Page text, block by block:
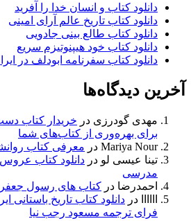
دانلود کتاب و انسان خدا را آفرید
دانلود کتاب تاریخ عالم آرای امینی
دانلود کتاب طالع بینی جادویی
دانلود کتاب خود هیپنوتیزم سریع
دانلود کتاب سفرنامه ابودلف در
آخرین دیدگاه‌ها
مهدی گودرزی در خریدار کتاب
برای بهره‌وری از کتاب‌های شما
Mariya Nour در معرفی کتاب
تینا عیسی لو در دانلود کتاب عروس
مدرسی
احمدرضا در کتاب های رسول
در دانلود کتاب تاریخ باستانی
فرای ترجمه مسعود رجب نیا